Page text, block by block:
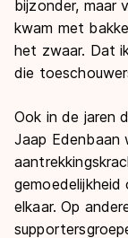
bijzonder, maar
kwam met
het zwaar. Dat
die
Ook in de jaren
Jaap Edenbaan
elkaar. Op